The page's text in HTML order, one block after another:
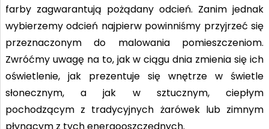
farby zagwarantują pożądany odcień. Zanim jednak
wybierzemy odcień najpierw powinniśmy przyjrzeć się
przeznaczonym do malowania pomieszczeniom.
Zwróćmy uwagę na to, jak w ciągu dnia zmienia się ich
oświetlenie, jak prezentuje się wnętrze w świetle
słonecznym, a jak w sztucznym, ciepłym
pochodzącym z tradycyjnych żarówek lub zimnym
płynącym z tych energooszczędnych.